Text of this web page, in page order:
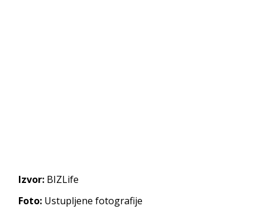
Izvor: BIZLife
Foto: Ustupljene fotografije